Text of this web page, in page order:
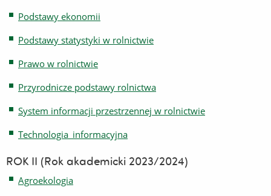
Podstawy ekonomii
Podstawy statystyki w rolnictwie
Prawo w rolnictwie
Przyrodnicze podstawy rolnictwa
System informacji przestrzennej w rolnictwie
Technologia_informacyjna
ROK II (Rok akademicki 2023/2024)
Agroekologia